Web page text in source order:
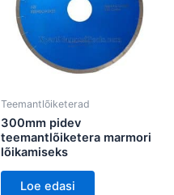
Teemantlõiketerad
300mm pidev
teemantlõiketera marmori
lõikamiseks
Loe edasi